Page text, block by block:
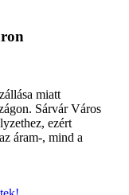
miatt
Sárvár Város
ezért
áram-, mind a